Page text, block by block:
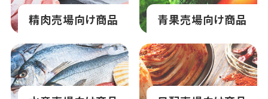
精肉売場向け商品 青果売場向け商品